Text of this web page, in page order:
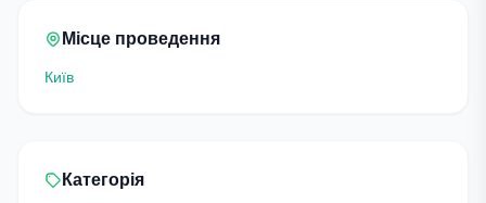
Місце проведення
Київ
Категорія